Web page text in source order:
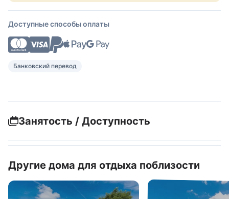
Доступные способы оплаты
Банковский перевод
Занятость / Доступность
Другие дома для отдыха поблизости